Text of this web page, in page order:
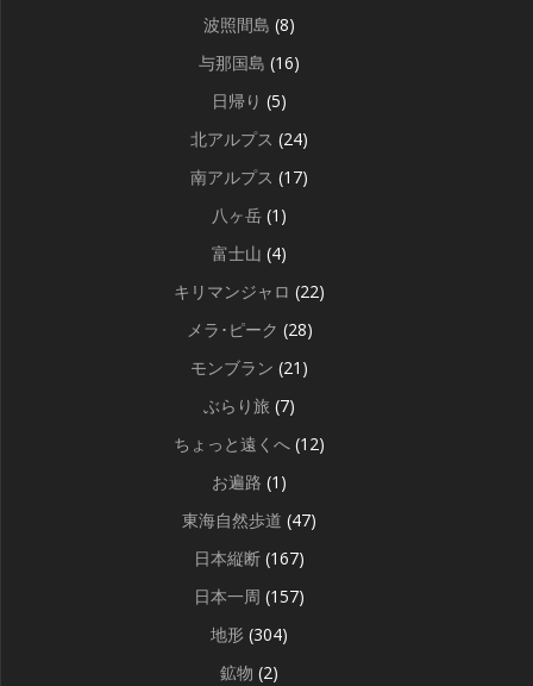
波照間島 (8)
与那国島 (16)
日帰り (5)
北アルプス (24)
南アルプス (17)
八ヶ岳 (1)
富士山 (4)
キリマンジャロ (22)
メラ･ピーク (28)
モンブラン (21)
ぶらり旅 (7)
ちょっと遠くへ (12)
お遍路 (1)
東海自然歩道 (47)
日本縦断 (167)
日本一周 (157)
地形 (304)
鉱物 (2)